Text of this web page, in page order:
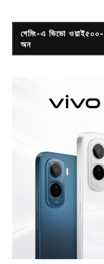
গেমিং-এ ভিভো
অন